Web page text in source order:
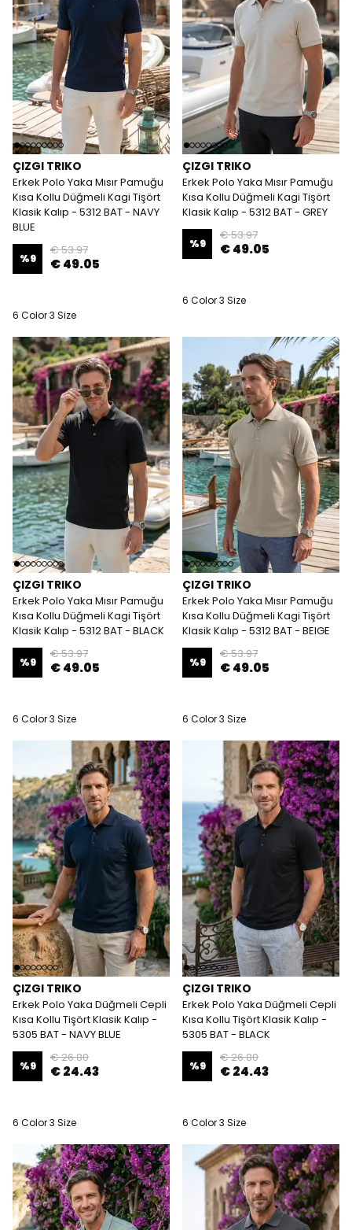
ÇIZGI TRIKO
Erkek Polo Yaka Mısır Pamuğu
Kısa Kollu Düğmeli Kagi Tişört
Klasik Kalıp - 5312 BAT - NAVY
BLUE
%9
€ 53.97
€ 49.05
6 Color 3 Size
ÇIZGI TRIKO
Erkek Polo Yaka Mısır Pamuğu
Kısa Kollu Düğmeli Kagi Tişört
Klasik Kalıp - 5312 BAT - GREY
%9
€ 53.97
€ 49.05
6 Color 3 Size
ÇIZGI TRIKO
Erkek Polo Yaka Mısır Pamuğu
Kısa Kollu Düğmeli Kagi Tişört
Klasik Kalıp - 5312 BAT - BLACK
%9
€ 53.97
€ 49.05
6 Color 3 Size
ÇIZGI TRIKO
Erkek Polo Yaka Mısır Pamuğu
Kısa Kollu Düğmeli Kagi Tişört
Klasik Kalıp - 5312 BAT - BEIGE
%9
€ 53.97
€ 49.05
6 Color 3 Size
ÇIZGI TRIKO
Erkek Polo Yaka Düğmeli Cepli
Kısa Kollu Tişört Klasik Kalıp -
5305 BAT - NAVY BLUE
%9
€ 26.80
€ 24.43
6 Color 3 Size
ÇIZGI TRIKO
Erkek Polo Yaka Düğmeli Cepli
Kısa Kollu Tişört Klasik Kalıp -
5305 BAT - BLACK
%9
€ 26.80
€ 24.43
6 Color 3 Size